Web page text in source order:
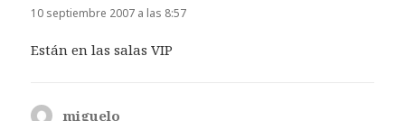
10 septiembre 2007 a las 8:57
Están en las salas VIP
miguelo